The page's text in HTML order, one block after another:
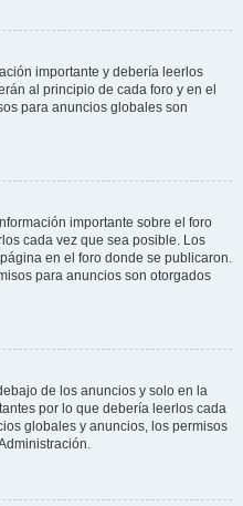
importante y debería leerlos
al principio de cada foro y en el
para anuncios globales son
importante sobre el foro
cada vez que sea posible. Los
en el foro donde se publicaron.
para anuncios son otorgados
de los anuncios y solo en la
por lo que debería leerlos cada
globales y anuncios, los permisos